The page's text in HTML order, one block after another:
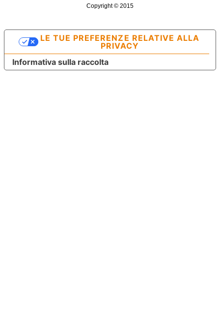
Copyright © 2015
Informativa sulla raccolta
LE TUE PREFERENZE RELATIVE ALLA
PRIVACY